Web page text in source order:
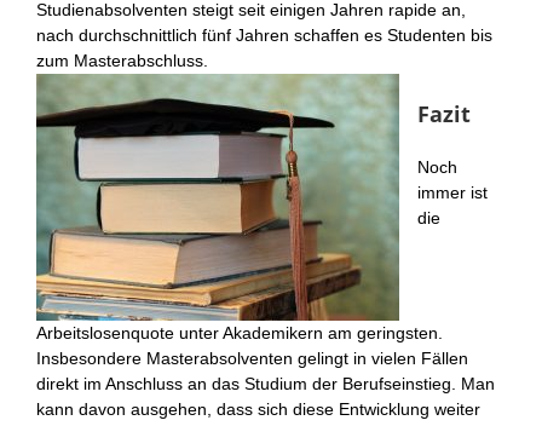
Studienabsolventen steigt seit einigen Jahren rapide an,
nach durchschnittlich fünf Jahren schaffen es Studenten bis
zum Masterabschluss.
Fazit
Noch
immer ist
die
Arbeitslosenquote unter Akademikern am geringsten.
Insbesondere Masterabsolventen gelingt in vielen Fällen
direkt im Anschluss an das Studium der Berufseinstieg. Man
kann davon ausgehen, dass sich diese Entwicklung weiter